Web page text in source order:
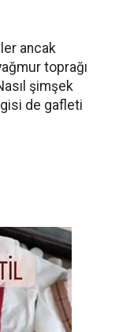
ancak
toprağı
şimşek
de gafleti